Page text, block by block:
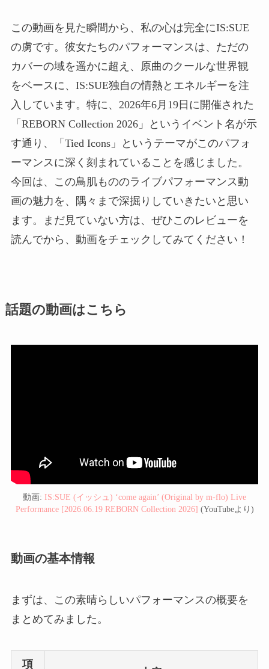
この動画を見た瞬間から、私の心は完全にIS:SUE
の虜です。彼女たちのパフォーマンスは、ただの
カバーの域を遥かに超え、原曲のクールな世界観
をベースに、IS:SUE独自の情熱とエネルギーを注
入しています。特に、2026年6月19日に開催された
「REBORN Collection 2026」というイベント名が示
す通り、「Tied Icons」というテーマがこのパフォ
ーマンスに深く刻まれていることを感じました。
今回は、この鳥肌もののライブパフォーマンス動
画の魅力を、隅々まで深掘りしていきたいと思い
ます。まだ見ていない方は、ぜひこのレビューを
読んでから、動画をチェックしてみてください！
話題の動画はこちら
動画: IS:SUE (イッシュ) ‘come again’ (Original by m-flo) Live
Performance [2026.06.19 REBORN Collection 2026] (YouTubeより)
動画の基本情報
まずは、この素晴らしいパフォーマンスの概要を
まとめてみました。
項